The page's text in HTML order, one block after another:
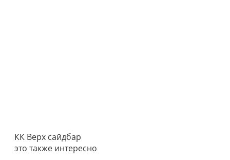
КК Верх сайдбар
это также интересно